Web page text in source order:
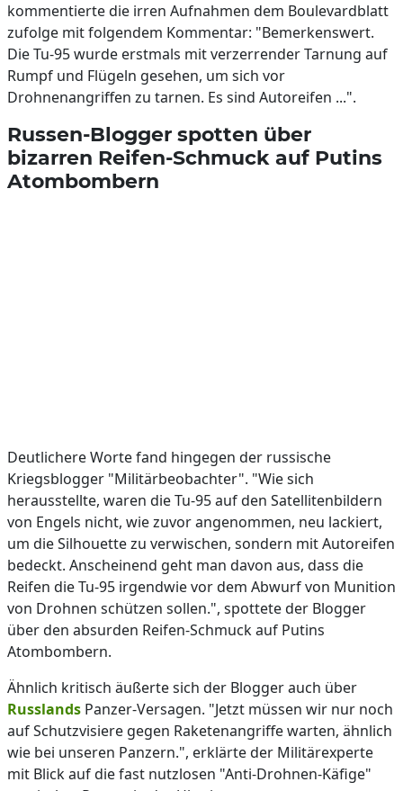
kommentierte die irren Aufnahmen dem Boulevardblatt
zufolge mit folgendem Kommentar: "Bemerkenswert.
Die Tu-95 wurde erstmals mit verzerrender Tarnung auf
Rumpf und Flügeln gesehen, um sich vor
Drohnenangriffen zu tarnen. Es sind Autoreifen ...".
Russen-Blogger spotten über
bizarren Reifen-Schmuck auf Putins
Atombombern
Deutlichere Worte fand hingegen der russische
Kriegsblogger "Militärbeobachter". "Wie sich
herausstellte, waren die Tu-95 auf den Satellitenbildern
von Engels nicht, wie zuvor angenommen, neu lackiert,
um die Silhouette zu verwischen, sondern mit Autoreifen
bedeckt. Anscheinend geht man davon aus, dass die
Reifen die Tu-95 irgendwie vor dem Abwurf von Munition
von Drohnen schützen sollen.", spottete der Blogger
über den absurden Reifen-Schmuck auf Putins
Atombombern.
Ähnlich kritisch äußerte sich der Blogger auch über
Russlands Panzer-Versagen. "Jetzt müssen wir nur noch
auf Schutzvisiere gegen Raketenangriffe warten, ähnlich
wie bei unseren Panzern.", erklärte der Militärexperte
mit Blick auf die fast nutzlosen "Anti-Drohnen-Käfige"